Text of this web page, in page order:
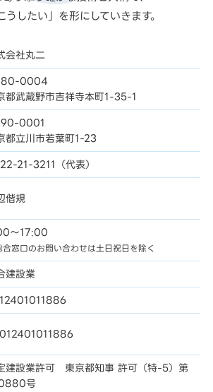
うしたい」を形にしていきます。
会社丸二
0004
都武蔵野市吉祥寺本町1-35-1
0001
都立川市若葉町1-23
21-3211（代表）
偕規
〜17:00
窓口のお問い合わせは土日祝日を除く
建設業
建設業許可 東京都知事 許可（特-5）第
号